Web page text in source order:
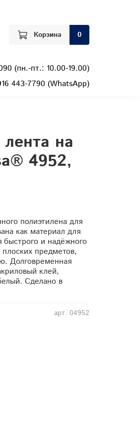
Корзина 0
(пн.-пт.: 10.00-19.00)
443-7790 (WhatsApp)
арт. 04952
на
4952,
полиэтилена для
как материал для
и надёжного
предметов,
Долговременная
клей,
Сделано в